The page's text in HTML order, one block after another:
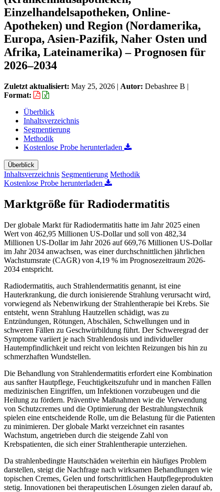
Einzelhandelsapotheken, Online-
Apotheken) und Region (Nordamerika,
Europa, Asien-Pazifik, Naher Osten und
Afrika, Lateinamerika) – Prognosen für
2026–2034
Zuletzt aktualisiert: May 25, 2026 | Autor: Debashree B |
Format:
Überblick
Inhaltsverzeichnis
Segmentierung
Methodik
Kostenlose Probe herunterladen
Überblick
Inhaltsverzeichnis Segmentierung Methodik
Kostenlose Probe herunterladen
Marktgröße für Radiodermatitis
Der globale Markt für Radiodermatitis hatte im Jahr 2025 einen
Wert von 462,95 Millionen US-Dollar und soll von 482,34
Millionen US-Dollar im Jahr 2026 auf 669,76 Millionen US-Dollar
im Jahr 2034 anwachsen, was einer durchschnittlichen jährlichen
Wachstumsrate (CAGR) von 4,19 % im Prognosezeitraum 2026-
2034 entspricht.
Radiodermatitis, auch Strahlendermatitis genannt, ist eine
Hauterkrankung, die durch ionisierende Strahlung verursacht wird,
vorwiegend als Nebenwirkung der Strahlentherapie bei Krebs. Sie
entsteht, wenn Strahlung Hautzellen schädigt, was zu
Entzündungen, Rötungen, Abschälen, Schwellungen und in
schweren Fällen zu Geschwürbildung führt. Der Schweregrad der
Symptome variiert je nach Strahlendosis und individueller
Hautempfindlichkeit und reicht von leichten Reizungen bis hin zu
schmerzhaften Wundstellen.
Die Behandlung von Strahlendermatitis erfordert eine Kombination
aus sanfter Hautpflege, Feuchtigkeitszufuhr und in manchen Fällen
medizinischen Eingriffen, um Infektionen vorzubeugen und die
Heilung zu fördern. Präventive Maßnahmen wie die Verwendung
von Schutzcremes und die Optimierung der Bestrahlungstechnik
spielen eine entscheidende Rolle, um die Belastung für die Patienten
zu minimieren. Der globale Markt verzeichnet ein rasantes
Wachstum, angetrieben durch die steigende Zahl von
Krebspatienten, die sich einer Strahlentherapie unterziehen.
Da strahlenbedingte Hautschäden weiterhin ein häufiges Problem
darstellen, steigt die Nachfrage nach wirksamen Behandlungen wie
topischen Cremes, Gelen und fortschrittlichen Hautpflegeprodukten
stetig. Innovationen bei therapeutischen Lösungen zielen darauf ab,